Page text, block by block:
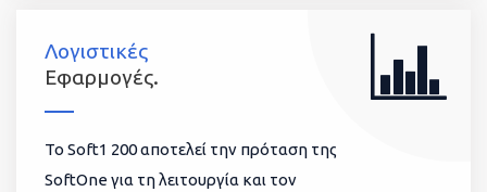
Λογιστικές
Εφαρμογές.
To Soft1 200 αποτελεί την πρόταση της
SoftOne για τη λειτουργία και τον